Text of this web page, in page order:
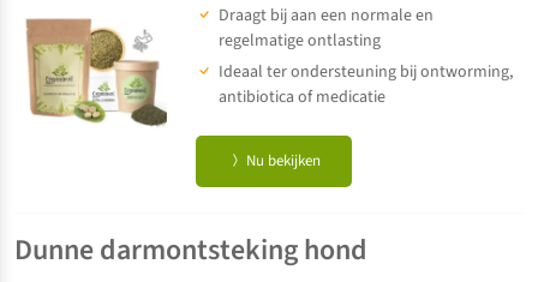
Draagt bij aan een normale en
regelmatige ontlasting
Ideaal ter ondersteuning bij ontworming,
antibiotica of medicatie
Nu bekijken
Dunne darmontsteking hond